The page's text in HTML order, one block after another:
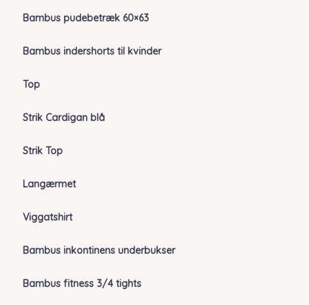
Bambus pudebetræk 60×63
Bambus indershorts til kvinder
Top
Strik Cardigan blå
Strik Top
Langærmet
Viggatshirt
Bambus inkontinens underbukser
Bambus fitness 3/4 tights